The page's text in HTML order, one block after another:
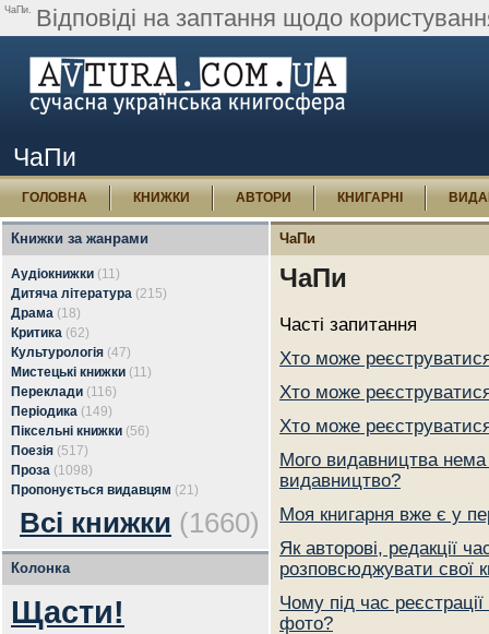
ЧаПи. Відповіді на заптання щодо
ЧаПи
ГОЛОВНА КНИЖКИ АВТОРИ КНИГАРНІ
Книжки за жанрами
Аудіокнижки (11)
Дитяча література (215)
Драма (18)
Критика (62)
Культурологія (47)
Мистецькі книжки (11)
Переклади (116)
Періодика (149)
Піксельні книжки (56)
Поезія (517)
Проза (1098)
Пропонується видавцям (21)
Всі книжки (1660)
Колонка
Щасти!
ЧаПи
ЧаПи
Часті запитання
Хто може
Хто може
Хто може
Мого видавництва нема
видавництво?
Моя книгарня вже є у
Як авторові, редакції
розповсюджувати свої
Чому під час
фото?